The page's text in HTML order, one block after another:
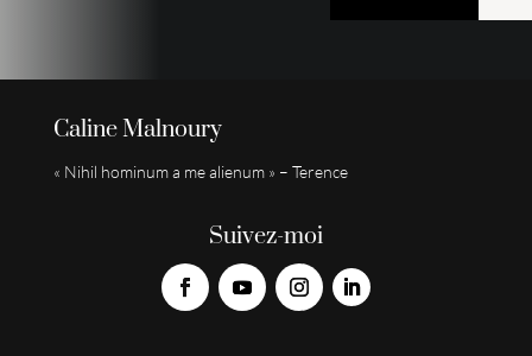
Caline Malnoury
« Nihil hominum a me alienum » – Terence
Suivez-moi